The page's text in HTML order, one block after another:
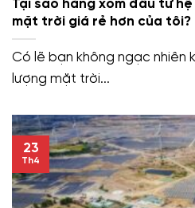
Tại sao hàng xóm đầu tư
mặt trời giá rẻ hơn của tôi?
Có lẽ bạn không ngạc nhiên
lượng mặt trời...
23
Th4